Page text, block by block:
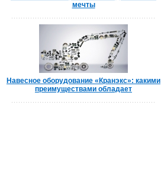
мечты
Навесное оборудование «Кранэкс»: какими
преимуществами обладает